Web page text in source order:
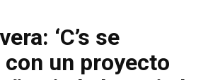
‘C’s se
un proyecto